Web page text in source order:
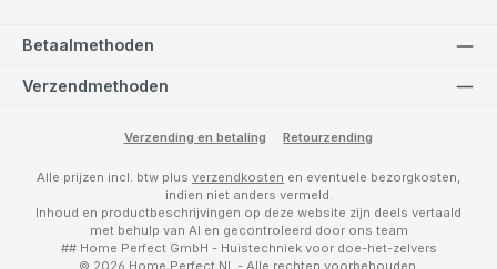
Betaalmethoden
Verzendmethoden
Verzending en betaling Retourzending
Alle prijzen incl. btw plus verzendkosten en eventuele bezorgkosten,
indien niet anders vermeld.
Inhoud en productbeschrijvingen op deze website zijn deels vertaald
met behulp van AI en gecontroleerd door ons team
## Home Perfect GmbH - Huistechniek voor doe-het-zelvers
© 2026 Home Perfect NL - Alle rechten voorbehouden.